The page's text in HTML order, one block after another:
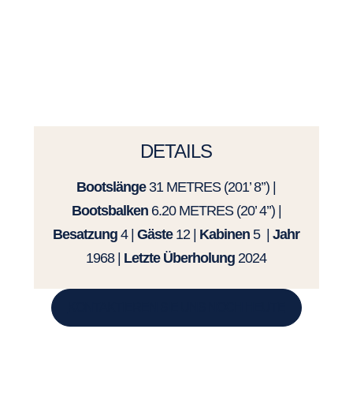
DETAILS
Bootslänge31 METRES (201’ 8’’) |
Bootsbalken6.20 METRES (20’ 4’’) |
Besatzung 4 |Gäste 12 | Kabinen 5 |Jahr
1968 | Letzte Überholung 2024